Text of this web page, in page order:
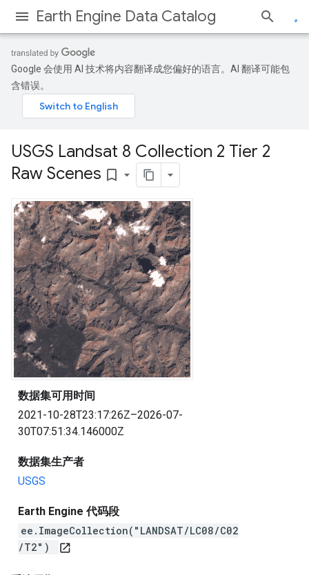
Earth Engine Data Catalog
Google 会使用 AI 技术将内容翻译成您偏好的语言。AI 翻译可能包
含错误。
USGS Landsat 8 Collection 2 Tier 2
Raw Scenes bookmark_border
数据集可用时间
2021-10-28T23:17:26Z–2026-07-
30T07:51:34.146000Z
数据集生产者
USGS
Earth Engine 代码段
ee.ImageCollection("LANDSAT/LC08/C02
/T2")
open_in_new